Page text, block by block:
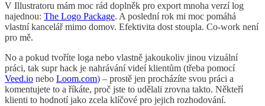
V Illustratoru mám moc rád doplněk pro export mnoha verzí log
najednou: The Logo Package. A poslední rok mi moc pomáhá
vlastní kancelář mimo domov. Efektivita dost stoupla. Co-work není
pro mě.
No a pokud tvoříte loga nebo vlastně jakoukoliv jinou vizuální
práci, tak supr hack je nahrávání videí klientům (třeba pomocí
Veed.io nebo Loom.com) – prostě jen procházíte svou práci a
komentujete to a říkáte, proč jste to udělali zrovna takto. Někteří
klienti to hodnotí jako zcela klíčové pro jejich rozhodování.